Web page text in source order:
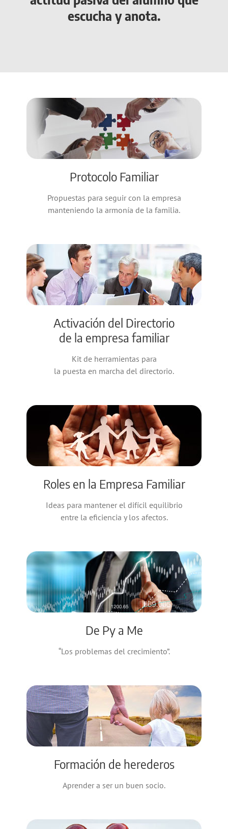
escucha y anota.
Protocolo Familiar
Propuestas para seguir con la empresa
manteniendo la armonía de la familia.
Activación del Directorio
de la empresa familiar
Kit de herramientas para
la puesta en marcha del directorio.
Roles en la Empresa Familiar
Ideas para mantener el difícil equilibrio
entre la eficiencia y los afectos.
De Py a Me
“Los problemas del crecimiento”.
Formación de herederos
Aprender a ser un buen socio.